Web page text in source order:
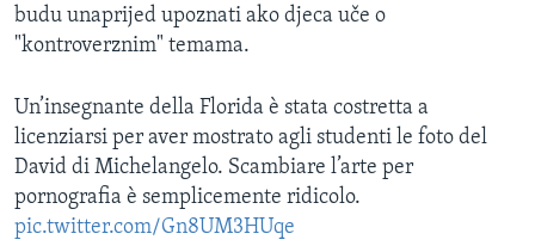
budu unaprijed upoznati ako djeca uče o
"kontroverznim" temama.
Un’insegnante della Florida è stata costretta a
licenziarsi per aver mostrato agli studenti le foto del
David di Michelangelo. Scambiare l’arte per
pornografia è semplicemente ridicolo.
pic.twitter.com/Gn8UM3HUqe